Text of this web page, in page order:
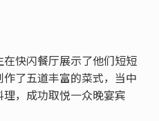
在快闪餐厅展示了他们短短
了五道丰富的菜式，当中
，成功取悦一众晚宴宾